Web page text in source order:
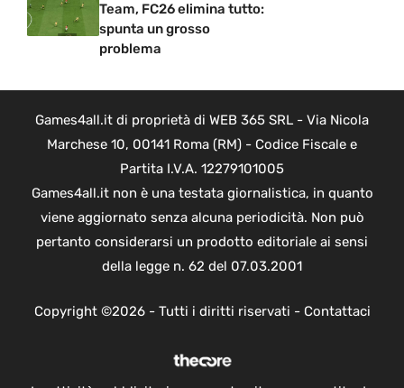
Team, FC26 elimina tutto:
spunta un grosso
problema
Games4all.it di proprietà di WEB 365 SRL - Via Nicola
Marchese 10, 00141 Roma (RM) - Codice Fiscale e
Partita I.V.A. 12279101005
Games4all.it non è una testata giornalistica, in quanto
viene aggiornato senza alcuna periodicità. Non può
pertanto considerarsi un prodotto editoriale ai sensi
della legge n. 62 del 07.03.2001
Copyright ©2026 - Tutti i diritti riservati - Contattaci